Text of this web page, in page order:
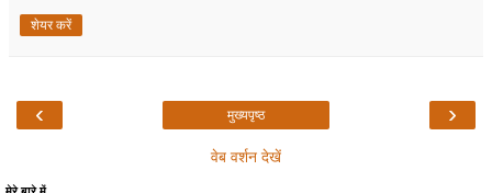
शेयर करें
‹ ›
मुख्यपृष्ठ
वेब वर्शन देखें